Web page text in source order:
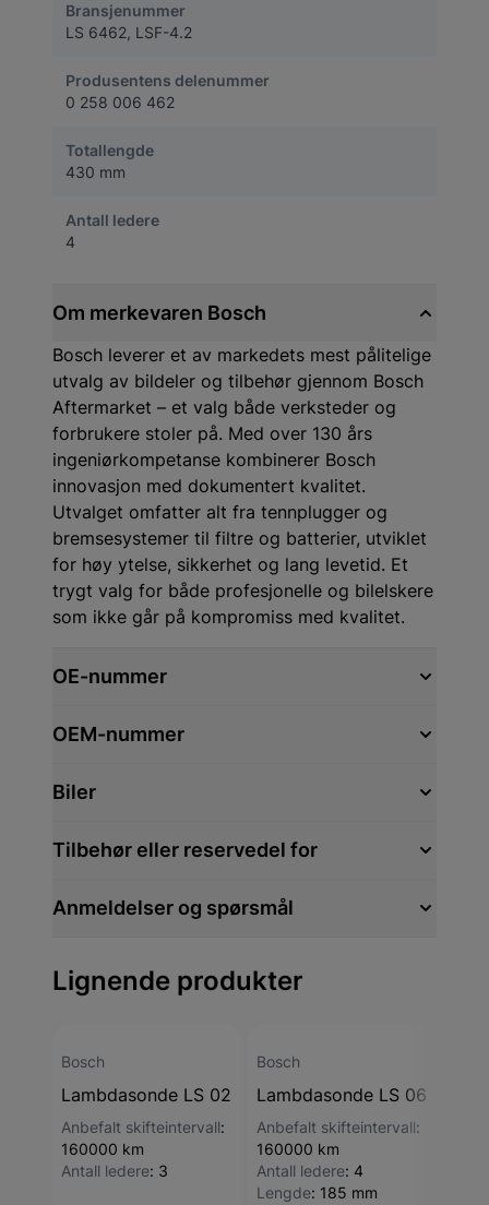
Bransjenummer
LS 6462, LSF-4.2
Produsentens delenummer
0 258 006 462
Totallengde
430 mm
Antall ledere
4
Om merkevaren Bosch
Bosch leverer et av markedets mest pålitelige
utvalg av bildeler og tilbehør gjennom Bosch
Aftermarket – et valg både verksteder og
forbrukere stoler på. Med over 130 års
ingeniørkompetanse kombinerer Bosch
innovasjon med dokumentert kvalitet.
Utvalget omfatter alt fra tennplugger og
bremsesystemer til filtre og batterier, utviklet
for høy ytelse, sikkerhet og lang levetid. Et
trygt valg for både profesjonelle og bilelskere
som ikke går på kompromiss med kvalitet.
OE-nummer
OEM-nummer
Biler
Tilbehør eller reservedel for
Anmeldelser og spørsmål
Lignende produkter
Bosch
Lambdasonde LS 02
Anbefalt skifteintervall:
160000 km
Antall ledere: 3
Bosch
Lambdasonde LS 06
Anbefalt skifteintervall:
160000 km
Antall ledere: 4
Lengde: 185 mm